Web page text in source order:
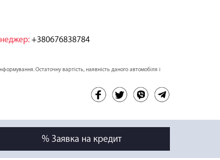
+380676838784
Остаточну вартість, наявність даного автомобіля і
% Заявка на кредит